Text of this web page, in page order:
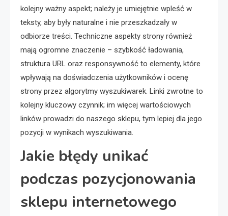
kolejny ważny aspekt; należy je umiejętnie wpleść w
teksty, aby były naturalne i nie przeszkadzały w
odbiorze treści. Techniczne aspekty strony również
mają ogromne znaczenie – szybkość ładowania,
struktura URL oraz responsywność to elementy, które
wpływają na doświadczenia użytkowników i ocenę
strony przez algorytmy wyszukiwarek. Linki zwrotne to
kolejny kluczowy czynnik; im więcej wartościowych
linków prowadzi do naszego sklepu, tym lepiej dla jego
pozycji w wynikach wyszukiwania.
Jakie błędy unikać
podczas pozycjonowania
sklepu internetowego